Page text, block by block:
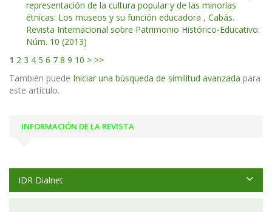
representación de la cultura popular y de las minorías
étnicas: Los museos y su función educadora , Cabás.
Revista Internacional sobre Patrimonio Histórico-Educativo:
Núm. 10 (2013)
1 2 3 4 5 6 7 8 9 10 > >>
También puede Iniciar una búsqueda de similitud avanzada para
este artículo.
INFORMACIÓN DE LA REVISTA
IDR Dialnet